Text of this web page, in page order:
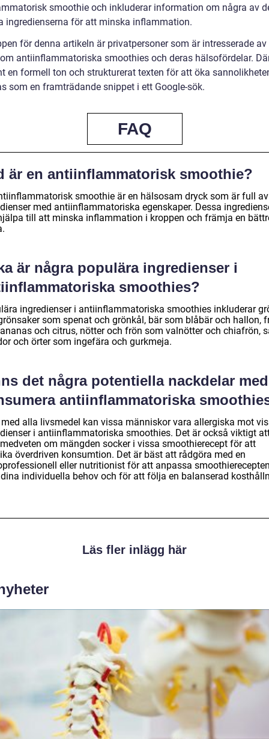
smoothie och inkluderar information om några av
ingredienserna för att minska inflammation.
för denna artikeln är privatpersoner som är intresserade
antiinflammatoriska smoothies och deras hälsofördelar.
en formell ton och strukturerat texten för att öka
som en framträdande snippet i ett Google-sök.
FAQ
är en antiinflammatorisk smoothie?
smoothie är en hälsosam dryck som är full av
med antiinflammatoriska egenskaper. Dessa
till att minska inflammation i kroppen och främja en
är några populära ingredienser i
smoothies?
ingredienser i antiinflammatoriska smoothies inkluderar
som spenat och grönkål, bär som blåbär och hallon,
och citrus, nötter och frön som valnötter och chiafrön,
och örter som ingefära och gurkmeja.
det några potentiella nackdelar
antiinflammatoriska
alla livsmedel kan vissa människor vara allergiska mot
i antiinflammatoriska smoothies. Det är också viktigt
om mängden socker i vissa smoothierecept för att
överdriven konsumtion. Det är bäst att rådgöra med en
eller nutritionist för att anpassa
individuella behov och för att följa en balanserad
Läs fler inlägg här